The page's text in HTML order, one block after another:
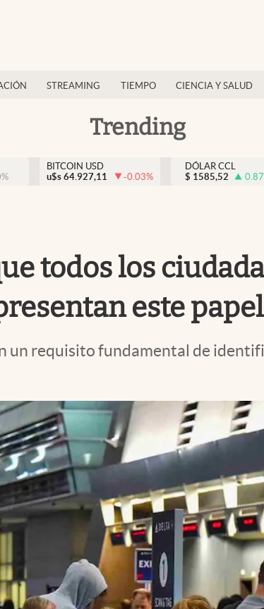
STREAMING TIEMPO CIENCIA Y SALUD
Trending
%
BITCOIN USD
u$s 64.927,11 -0.03%
DÓLAR CCL
$ 1585,52 0.87
todos los
este papel
un requisito fundamental de